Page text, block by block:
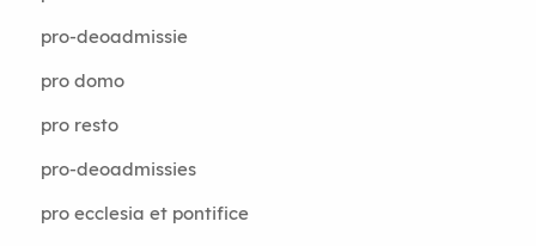
pro-deoadmissie
pro domo
pro resto
pro-deoadmissies
pro ecclesia et pontifice